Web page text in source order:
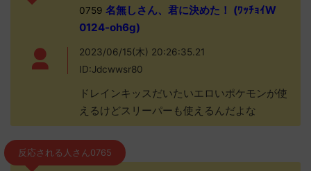
0759 名無しさん、君に決めた！ (ﾜｯﾁｮｲW
0124-oh6g)
2023/06/15(木) 20:26:35.21
ID:Jdcwwsr80
ドレインキッスだいたいエロいポケモンが使
えるけどスリーパーも使えるんだよな
反応される人さん0765